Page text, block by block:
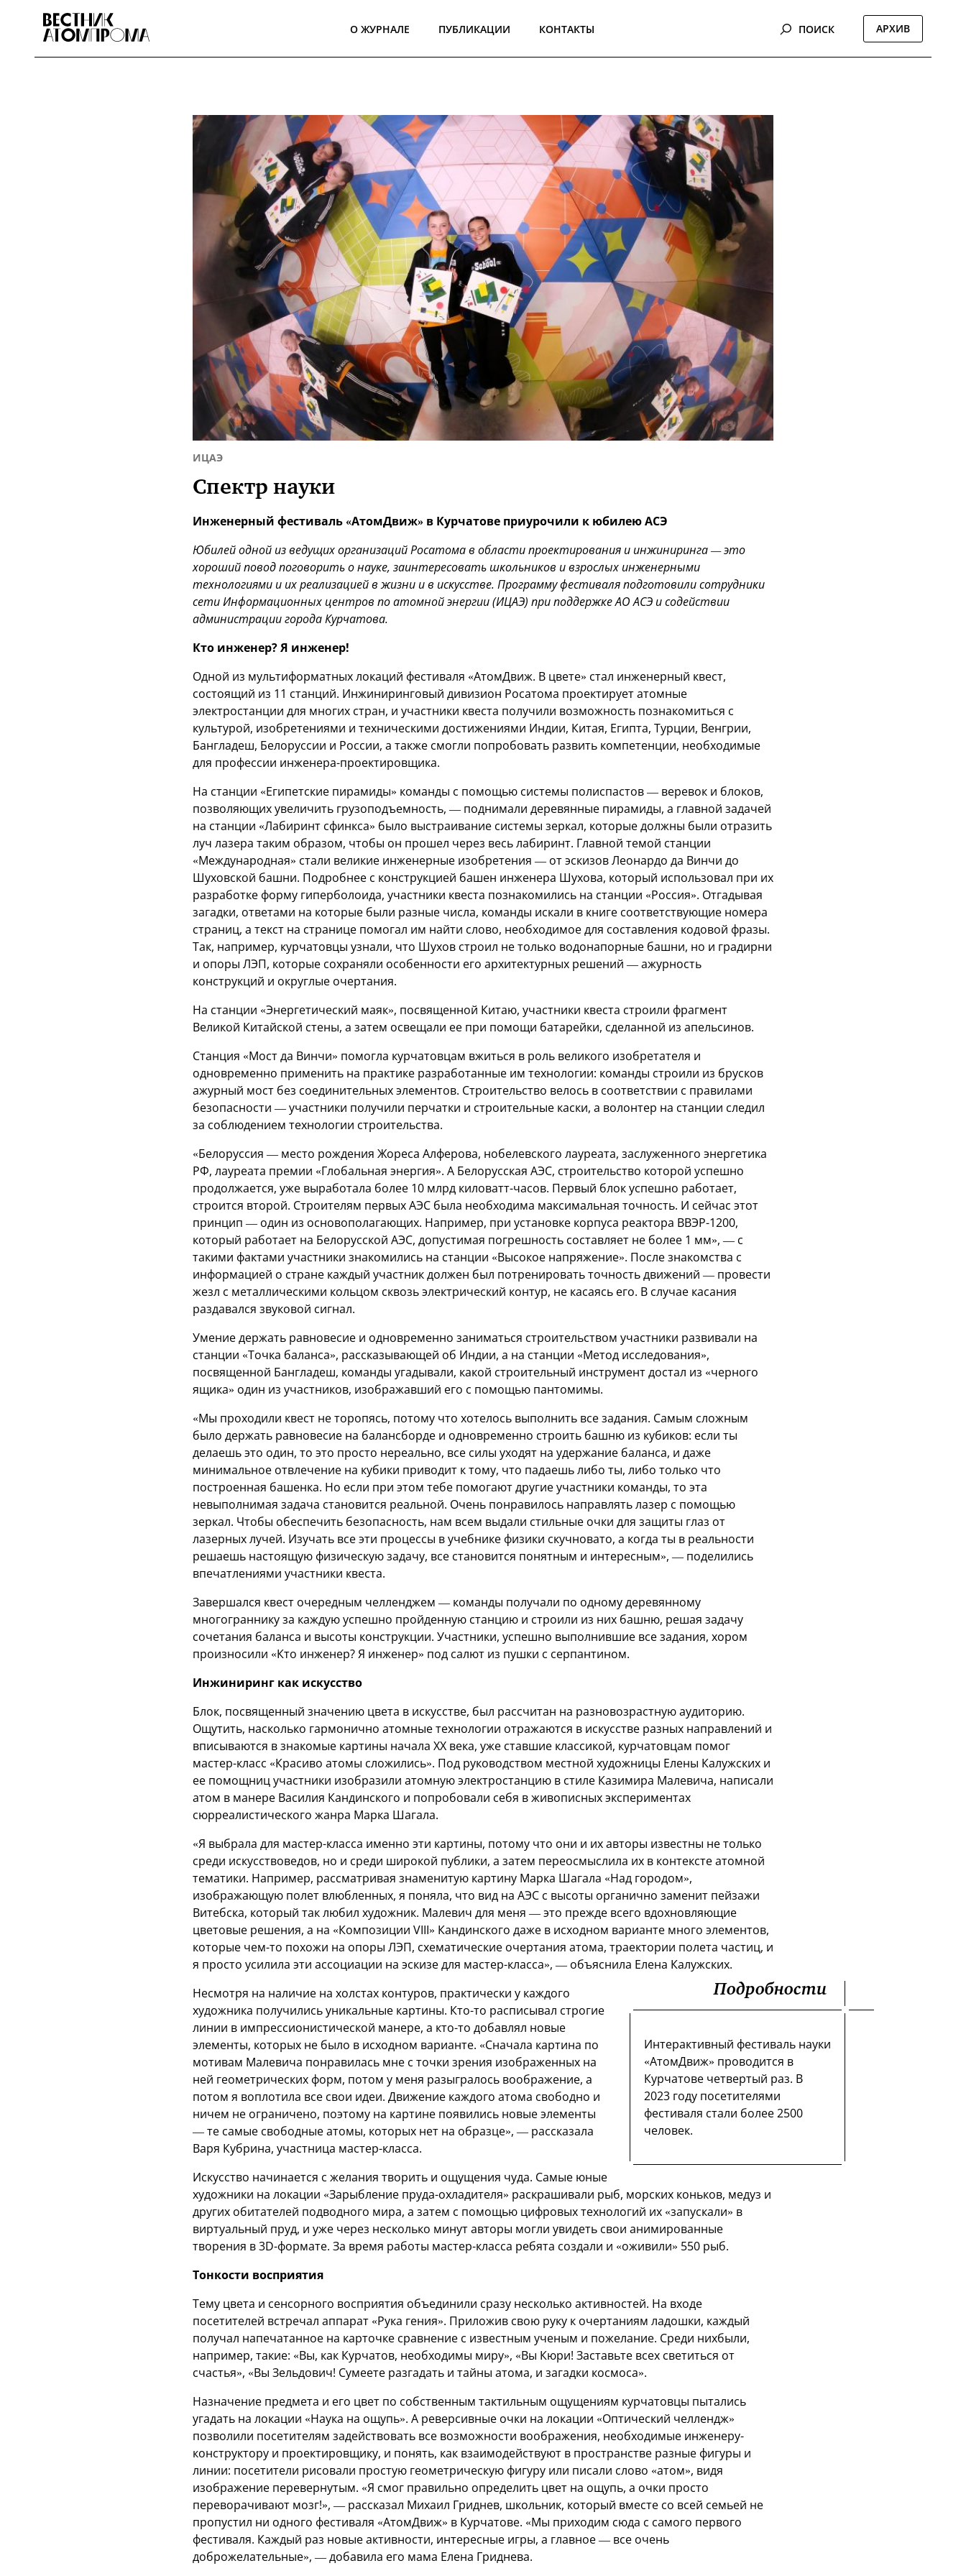
О ЖУРНАЛЕ ПУБЛИКАЦИИ КОНТАКТЫ ПОИСК АРХИВ
ИЦАЭ
Спектр науки
Инженерный фестиваль «АтомДвиж» в Курчатове приурочили к юбилею АСЭ
Юбилей одной из ведущих организаций Росатома в области проектирования и инжиниринга — это
хороший повод поговорить о науке, заинтересовать школьников и взрослых инженерными
технологиями и их реализацией в жизни и в искусстве. Программу фестиваля подготовили сотрудники
сети Информационных центров по атомной энергии (ИЦАЭ) при поддержке АО АСЭ и содействии
администрации города Курчатова.
Кто инженер? Я инженер!
Одной из мультиформатных локаций фестиваля «АтомДвиж. В цвете» стал инженерный квест,
состоящий из 11 станций. Инжиниринговый дивизион Росатома проектирует атомные
электростанции для многих стран, и участники квеста получили возможность познакомиться с
культурой, изобретениями и техническими достижениями Индии, Китая, Египта, Турции, Венгрии,
Бангладеш, Белоруссии и России, а также смогли попробовать развить компетенции, необходимые
для профессии инженера-проектировщика.
На станции «Египетские пирамиды» команды с помощью системы полиспастов — веревок и блоков,
позволяющих увеличить грузоподъемность, — поднимали деревянные пирамиды, а главной задачей
на станции «Лабиринт сфинкса» было выстраивание системы зеркал, которые должны были отразить
луч лазера таким образом, чтобы он прошел через весь лабиринт. Главной темой станции
«Международная» стали великие инженерные изобретения — от эскизов Леонардо да Винчи до
Шуховской башни. Подробнее с конструкцией башен инженера Шухова, который использовал при их
разработке форму гиперболоида, участники квеста познакомились на станции «Россия». Отгадывая
загадки, ответами на которые были разные числа, команды искали в книге соответствующие номера
страниц, а текст на странице помогал им найти слово, необходимое для составления кодовой фразы.
Так, например, курчатовцы узнали, что Шухов строил не только водонапорные башни, но и градирни
и опоры ЛЭП, которые сохраняли особенности его архитектурных решений — ажурность
конструкций и округлые очертания.
На станции «Энергетический маяк», посвященной Китаю, участники квеста строили фрагмент
Великой Китайской стены, а затем освещали ее при помощи батарейки, сделанной из апельсинов.
Станция «Мост да Винчи» помогла курчатовцам вжиться в роль великого изобретателя и
одновременно применить на практике разработанные им технологии: команды строили из брусков
ажурный мост без соединительных элементов. Строительство велось в соответствии с правилами
безопасности — участники получили перчатки и строительные каски, а волонтер на станции следил
за соблюдением технологии строительства.
«Белоруссия — место рождения Жореса Алферова, нобелевского лауреата, заслуженного энергетика
РФ, лауреата премии «Глобальная энергия». А Белорусская АЭС, строительство которой успешно
продолжается, уже выработала более 10 млрд киловатт-часов. Первый блок успешно работает,
строится второй. Строителям первых АЭС была необходима максимальная точность. И сейчас этот
принцип — один из основополагающих. Например, при установке корпуса реактора ВВЭР-1200,
который работает на Белорусской АЭС, допустимая погрешность составляет не более 1 мм», — с
такими фактами участники знакомились на станции «Высокое напряжение». После знакомства с
информацией о стране каждый участник должен был потренировать точность движений — провести
жезл с металлическими кольцом сквозь электрический контур, не касаясь его. В случае касания
раздавался звуковой сигнал.
Умение держать равновесие и одновременно заниматься строительством участники развивали на
станции «Точка баланса», рассказывающей об Индии, а на станции «Метод исследования»,
посвященной Бангладеш, команды угадывали, какой строительный инструмент достал из «черного
ящика» один из участников, изображавший его с помощью пантомимы.
«Мы проходили квест не торопясь, потому что хотелось выполнить все задания. Самым сложным
было держать равновесие на балансборде и одновременно строить башню из кубиков: если ты
делаешь это один, то это просто нереально, все силы уходят на удержание баланса, и даже
минимальное отвлечение на кубики приводит к тому, что падаешь либо ты, либо только что
построенная башенка. Но если при этом тебе помогают другие участники команды, то эта
невыполнимая задача становится реальной. Очень понравилось направлять лазер с помощью
зеркал. Чтобы обеспечить безопасность, нам всем выдали стильные очки для защиты глаз от
лазерных лучей. Изучать все эти процессы в учебнике физики скучновато, а когда ты в реальности
решаешь настоящую физическую задачу, все становится понятным и интересным», — поделились
впечатлениями участники квеста.
Завершался квест очередным челленджем — команды получали по одному деревянному
многограннику за каждую успешно пройденную станцию и строили из них башню, решая задачу
сочетания баланса и высоты конструкции. Участники, успешно выполнившие все задания, хором
произносили «Кто инженер? Я инженер» под салют из пушки с серпантином.
Инжиниринг как искусство
Блок, посвященный значению цвета в искусстве, был рассчитан на разновозрастную аудиторию.
Ощутить, насколько гармонично атомные технологии отражаются в искусстве разных направлений и
вписываются в знакомые картины начала ХХ века, уже ставшие классикой, курчатовцам помог
мастер-класс «Красиво атомы сложились». Под руководством местной художницы Елены Калужских и
ее помощниц участники изобразили атомную электростанцию в стиле Казимира Малевича, написали
атом в манере Василия Кандинского и попробовали себя в живописных экспериментах
сюрреалистического жанра Марка Шагала.
«Я выбрала для мастер-класса именно эти картины, потому что они и их авторы известны не только
среди искусствоведов, но и среди широкой публики, а затем переосмыслила их в контексте атомной
тематики. Например, рассматривая знаменитую картину Марка Шагала «Над городом»,
изображающую полет влюбленных, я поняла, что вид на АЭС с высоты органично заменит пейзажи
Витебска, который так любил художник. Малевич для меня — это прежде всего вдохновляющие
цветовые решения, а на «Композиции VIII» Кандинского даже в исходном варианте много элементов,
которые чем-то похожи на опоры ЛЭП, схематические очертания атома, траектории полета частиц, и
я просто усилила эти ассоциации на эскизе для мастер-класса», — объяснила Елена Калужских.
Интерактивный фестиваль науки
«АтомДвиж» проводится в
Курчатове четвертый раз. В
2023 году посетителями
фестиваля стали более 2500
человек.
Подробности
Несмотря на наличие на холстах контуров, практически у каждого
художника получились уникальные картины. Кто-то расписывал строгие
линии в импрессионистической манере, а кто-то добавлял новые
элементы, которых не было в исходном варианте. «Сначала картина по
мотивам Малевича понравилась мне с точки зрения изображенных на
ней геометрических форм, потом у меня разыгралось воображение, а
потом я воплотила все свои идеи. Движение каждого атома свободно и
ничем не ограничено, поэтому на картине появились новые элементы
— те самые свободные атомы, которых нет на образце», — рассказала
Варя Кубрина, участница мастер-класса.
Искусство начинается с желания творить и ощущения чуда. Самые юные
художники на локации «Зарыбление пруда-охладителя» раскрашивали рыб, морских коньков, медуз и
других обитателей подводного мира, а затем с помощью цифровых технологий их «запускали» в
виртуальный пруд, и уже через несколько минут авторы могли увидеть свои анимированные
творения в 3D-формате. За время работы мастер-класса ребята создали и «оживили» 550 рыб.
Тонкости восприятия
Тему цвета и сенсорного восприятия объединили сразу несколько активностей. На входе
посетителей встречал аппарат «Рука гения». Приложив свою руку к очертаниям ладошки, каждый
получал напечатанное на карточке сравнение с известным ученым и пожелание. Среди нихбыли,
например, такие: «Вы, как Курчатов, необходимы миру», «Вы Кюри! Заставьте всех светиться от
счастья», «Вы Зельдович! Сумеете разгадать и тайны атома, и загадки космоса».
Назначение предмета и его цвет по собственным тактильным ощущениям курчатовцы пытались
угадать на локации «Наука на ощупь». А реверсивные очки на локации «Оптический челлендж»
позволили посетителям задействовать все возможности воображения, необходимые инженеру-
конструктору и проектировщику, и понять, как взаимодействуют в пространстве разные фигуры и
линии: посетители рисовали простую геометрическую фигуру или писали слово «атом», видя
изображение перевернутым. «Я смог правильно определить цвет на ощупь, а очки просто
переворачивают мозг!», — рассказал Михаил Гриднев, школьник, который вместе со всей семьей не
пропустил ни одного фестиваля «АтомДвиж» в Курчатове. «Мы приходим сюда с самого первого
фестиваля. Каждый раз новые активности, интересные игры, а главное — все очень
доброжелательные», — добавила его мама Елена Гриднева.